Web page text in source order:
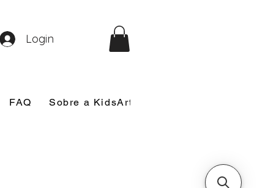
FAQ Sobre a KidsArt
Login